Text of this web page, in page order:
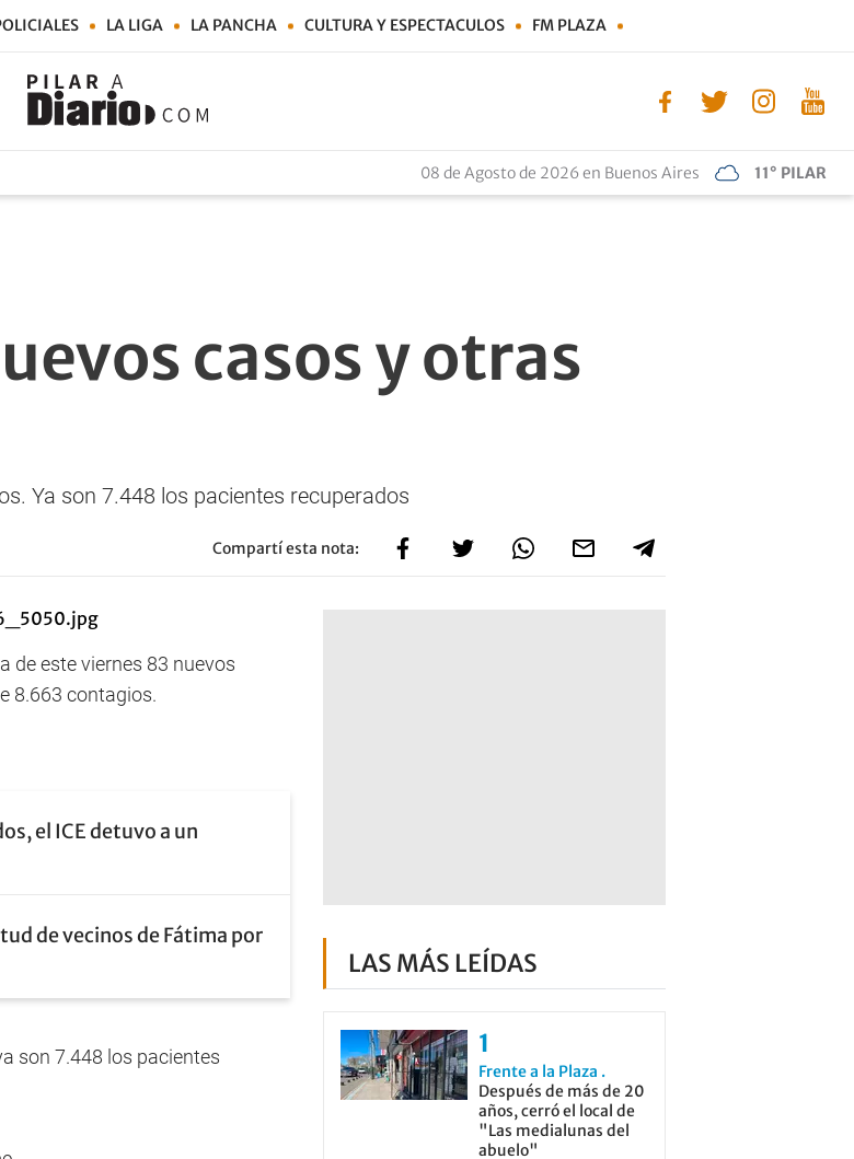
LA LIGA LA PANCHA CULTURA Y ESPECTACULOS FM PLAZA
08 de Agosto de 2026 en Buenos Aires 11° PILAR
casos y otras
Ya son 7.448 los pacientes recuperados
Compartí esta nota:
de este viernes 83 nuevos
8.663 contagios.
el ICE detuvo a un
de vecinos de Fátima por
son 7.448 los pacientes
LAS MÁS LEÍDAS
Frente a la Plaza
Después de más de 20
años, cerró el local de
"Las medialunas del
abuelo"